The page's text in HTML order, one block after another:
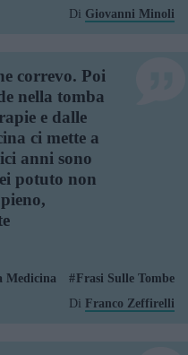
Di Giovanni Minoli
correvo. Poi
nella tomba
e dalle
ci mette a
anni sono
potuto non
Medicina
Frasi Sulle Tombe
Di Franco Zeffirelli